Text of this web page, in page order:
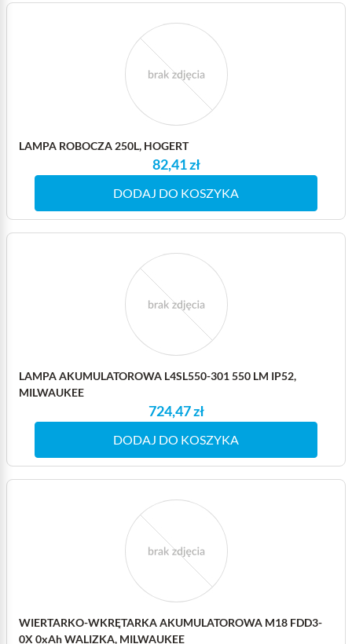
LAMPA ROBOCZA 250L, HOGERT
82,41 zł
DODAJ DO KOSZYKA
LAMPA AKUMULATOROWA L4SL550-301 550 LM IP52,
MILWAUKEE
724,47 zł
DODAJ DO KOSZYKA
WIERTARKO-WKRĘTARKA AKUMULATOROWA M18 FDD3-
0X 0xAh WALIZKA, MILWAUKEE